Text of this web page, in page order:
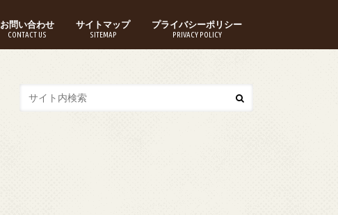
お問い合わせ
CONTACT US
サイトマップ
SITEMAP
プライバシーポリシー
PRIVACY POLICY